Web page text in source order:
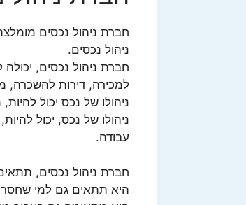
חברת ניהול נכסים
ניהול נכסים.
חברת ניהול נכסים,
למכירה, דירות להשכרה,
ניהולו של נכס יכול
ניהולו של נכס, יכול
עבודה.
חברת ניהול נכסים,
היא תתאים גם למי